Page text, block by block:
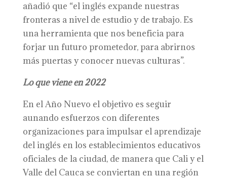
añadió que “el inglés expande nuestras
fronteras a nivel de estudio y de trabajo. Es
una herramienta que nos beneficia para
forjar un futuro prometedor, para abrirnos
más puertas y conocer nuevas culturas”.
Lo que viene en 2022
En el Año Nuevo el objetivo es seguir
aunando esfuerzos con diferentes
organizaciones para impulsar el aprendizaje
del inglés en los establecimientos educativos
oficiales de la ciudad, de manera que Cali y el
Valle del Cauca se conviertan en una región